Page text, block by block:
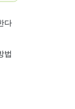
다
법